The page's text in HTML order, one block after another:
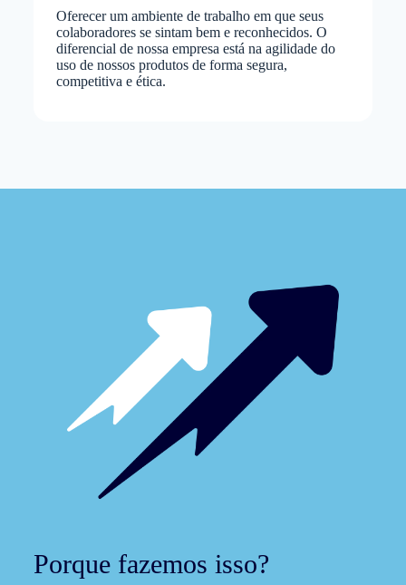
Oferecer um ambiente de trabalho em que seus
colaboradores se sintam bem e reconhecidos. O
diferencial de nossa empresa está na agilidade do
uso de nossos produtos de forma segura,
competitiva e ética.
Porque fazemos isso?